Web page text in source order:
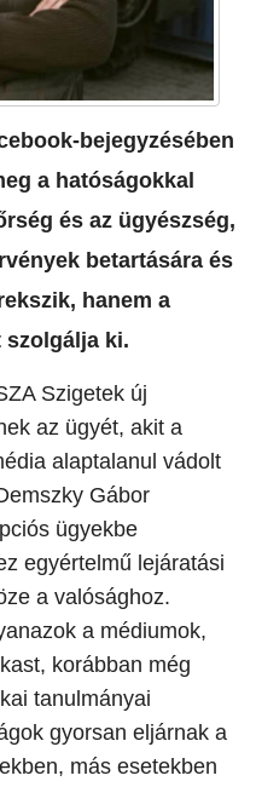
bejegyzésében
a hatóságokkal
és az ügyészség,
betartására és
hanem a
szolgálja ki.
Szigetek új
az ügyét, akit a
alaptalanul vádolt
Gábor
ügyekbe
egyértelmű lejáratási
a valósághoz.
a médiumok,
korábban még
tanulmányai
gyorsan eljárnak a
más esetekben